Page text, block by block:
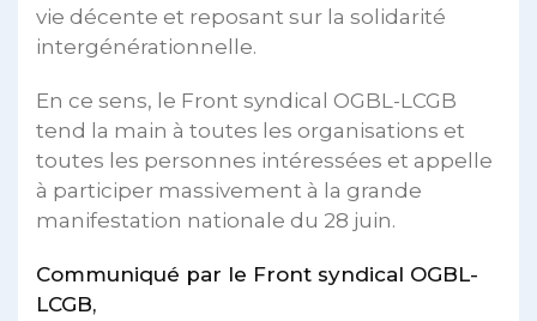
vie décente et reposant sur la solidarité
intergénérationnelle.
En ce sens, le Front syndical OGBL-LCGB
tend la main à toutes les organisations et
toutes les personnes intéressées et appelle
à participer massivement à la grande
manifestation nationale du 28 juin.
Communiqué par le Front syndical OGBL-
LCGB,